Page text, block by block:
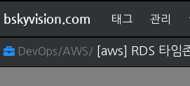
bskyvision.com 태그 관리
DevOps/AWS/ [aws] RDS 타임